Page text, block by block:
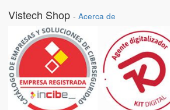
Vistech Shop - Acerca de